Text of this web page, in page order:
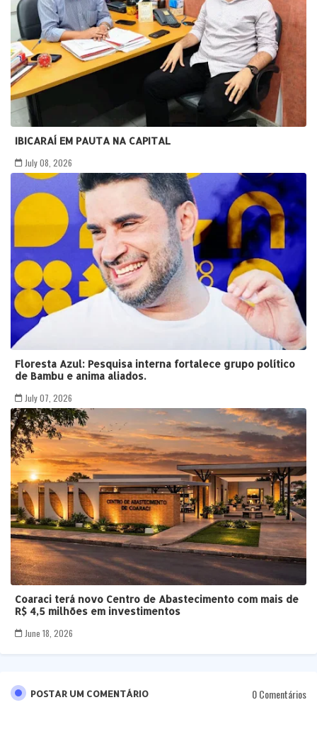
IBICARAÍ EM PAUTA NA CAPITAL
July 08, 2026
Floresta Azul: Pesquisa interna fortalece grupo político
de Bambu e anima aliados.
July 07, 2026
Coaraci terá novo Centro de Abastecimento com mais de
R$ 4,5 milhões em investimentos
June 18, 2026
POSTAR UM COMENTÁRIO 0 Comentários